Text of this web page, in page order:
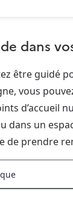
dans
être guidé
vous
d’accueil
dans un
de prendre